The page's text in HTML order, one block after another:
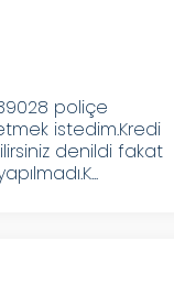
poliçe
istedim.Kredi
denildi fakat